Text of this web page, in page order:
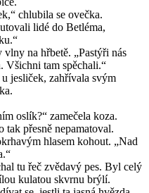
chlubila se ovečka.
lidé do Betléma,
na hřbetě. „Pastýři nás
Všichni tam spěchali.“
jesliček, zahřívala svým
oslík?“ zamečela koza.
přesně nepamatoval.
hlasem kohout. „Nad
tu řeč zvědavý pes. Byl celý
kulatou skvrnu brýlí.